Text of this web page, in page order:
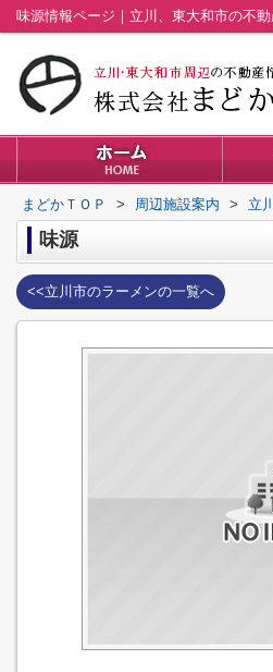
味源情報ページ｜立川、東大和市の不
まどかＴＯＰ > 周辺施設案内 > 立
味源
<<立川市のラーメンの一覧へ